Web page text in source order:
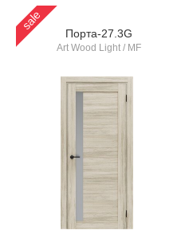
sale
Порта-27.3G
Art Wood Light / MF